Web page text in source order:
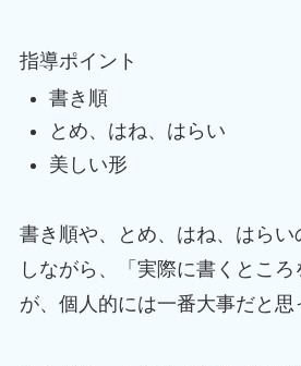
指導ポイント
書き順
とめ、はね、はらい
美しい形
書き順や、とめ、はね、はら
しながら、「実際に書くところ
が、個人的には一番大事だと思